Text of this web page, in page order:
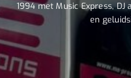
1994 met Music Express,
en